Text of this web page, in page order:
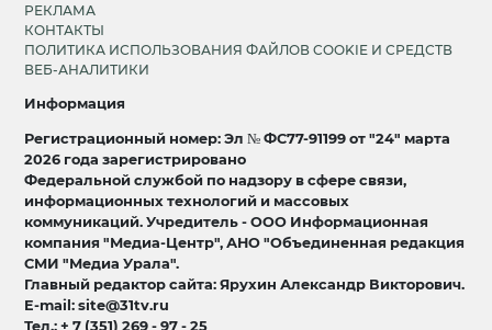
РЕКЛАМА
КОНТАКТЫ
ПОЛИТИКА ИСПОЛЬЗОВАНИЯ ФАЙЛОВ COOKIE И СРЕДСТВ
ВЕБ-АНАЛИТИКИ
Информация
Регистрационный номер: Эл № ФС77-91199 от "24" марта
2026 года зарегистрировано
Федеральной службой по надзору в сфере связи,
информационных технологий и массовых
коммуникаций. Учредитель - ООО Информационная
компания "Медиа-Центр", АНО "Объединенная редакция
СМИ "Медиа Урала".
Главный редактор сайта: Ярухин Александр Викторович.
E-mail: site@31tv.ru
Тел.: + 7 (351) 269 - 97 - 25